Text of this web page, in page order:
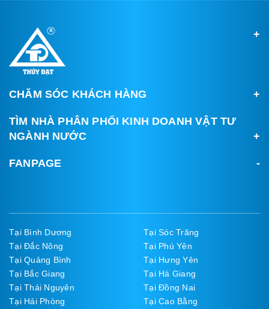
CHĂM SÓC KHÁCH HÀNG
TÌM NHÀ PHÂN PHỐI KINH DOANH VẬT TƯ
NGÀNH NƯỚC
FANPAGE
Tại Bình Dương
Tại Sóc Trăng
Tại Đắc Nông
Tại Phú Yên
Tại Quảng Bình
Tại Hưng Yên
Tại Bắc Giang
Tại Hà Giang
Tại Thái Nguyên
Tại Đồng Nai
Tại Hải Phòng
Tại Cao Bằng